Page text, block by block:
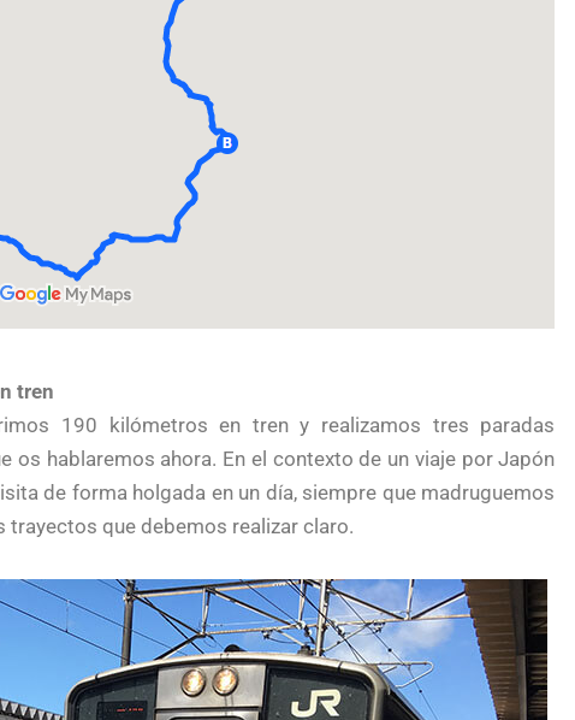
tren
190 kilómetros en tren y realizamos tres paradas
os hablaremos ahora. En el contexto de un viaje por Japón
de forma holgada en un día, siempre que madruguemos
que debemos realizar claro.